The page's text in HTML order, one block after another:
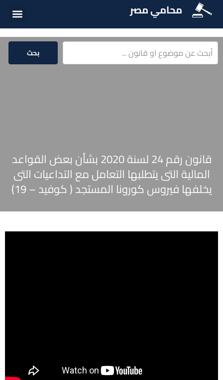
محامي مصر
بحث
قانون رقم 24 لسنة 2020 بشأن بعض القواعد
المالية التى يتطلبها التعامل مع التداعيات التى
يخلفها فيروس كورونا المستجد ( كوفيد – 19)